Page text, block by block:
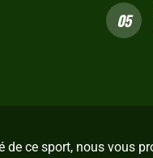
ce sport, nous vous